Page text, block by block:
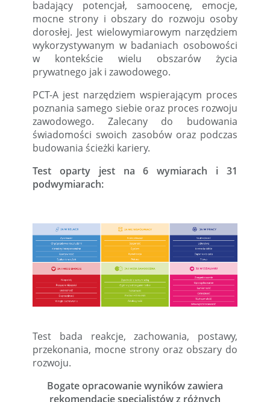
badający potencjał, samoocenę, emocje,
mocne strony i obszary do rozwoju osoby
dorosłej. Jest wielowymiarowym narzędziem
wykorzystywanym w badaniach osobowości
w kontekście wielu obszarów życia
prywatnego jak i zawodowego.
PCT-A jest narzędziem wspierającym proces
poznania samego siebie oraz proces rozwoju
zawodowego. Zalecany do budowania
świadomości swoich zasobów oraz podczas
budowania ścieżki kariery.
Test oparty jest na 6 wymiarach i 31
podwymiarach:
Test bada reakcje, zachowania, postawy,
przekonania, mocne strony oraz obszary do
rozwoju.
Bogate opracowanie wyników zawiera
rekomendacje specjalistów z różnych